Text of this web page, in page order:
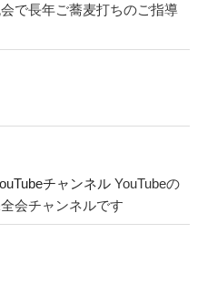
で長年ご蕎麦打ちのご指導
チャンネル YouTubeの
会チャンネルです